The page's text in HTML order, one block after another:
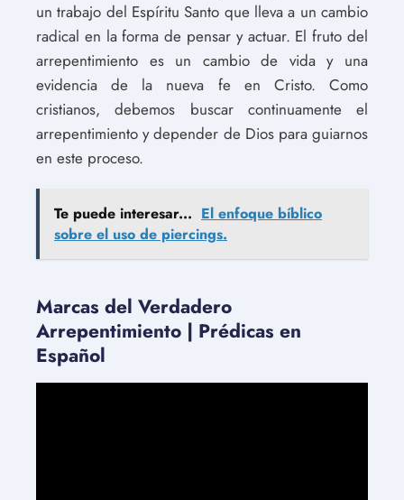
un trabajo del Espíritu Santo que lleva a un cambio
radical en la forma de pensar y actuar. El fruto del
arrepentimiento es un cambio de vida y una
evidencia de la nueva fe en Cristo. Como
cristianos, debemos buscar continuamente el
arrepentimiento y depender de Dios para guiarnos
en este proceso.
Te puede interesar... El enfoque bíblico
sobre el uso de piercings.
Marcas del Verdadero
Arrepentimiento | Prédicas en
Español